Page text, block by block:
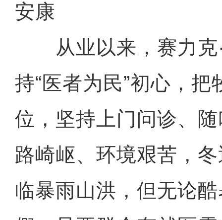
安康
从业以来，赛力克·
持“医者为民”初心，
位，坚持上门问诊、
路崎岖、环境艰苦，
临暴雨山洪，但无论